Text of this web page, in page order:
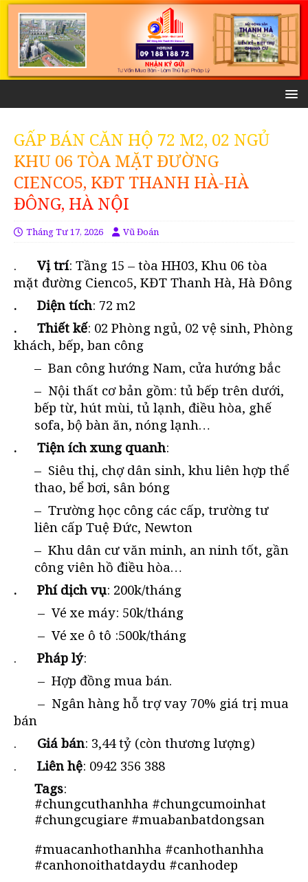
GẤP BÁN CĂN HỘ 72 M2, 02 NGỦ
KHU 06 TÒA MẶT ĐƯỜNG
CIENCO5, KĐT THANH HÀ-HÀ
ĐÔNG, HÀ NỘI
Tháng Tư 17, 2026 Vũ Đoán
. Vị trí: Tầng 15 – tòa HH03, Khu 06 tòa
mặt đường Cienco5, KĐT Thanh Hà, Hà Đông
. Diện tích: 72 m2
. Thiết kế: 02 Phòng ngủ, 02 vệ sinh, Phòng
khách, bếp, ban công
– Ban công hướng Nam, cửa hướng bắc
– Nội thất cơ bản gồm: tủ bếp trên dưới,
bếp từ, hút mùi, tủ lạnh, điều hòa, ghế
sofa, bộ bàn ăn, nóng lạnh…
. Tiện ích xung quanh:
– Siêu thị, chợ dân sinh, khu liên hợp thể
thao, bể bơi, sân bóng
– Trường học công các cấp, trường tư
liên cấp Tuệ Đức, Newton
– Khu dân cư văn minh, an ninh tốt, gần
công viên hồ điều hòa…
.
Phí dịch vụ: 200k/tháng
– Vé xe máy: 50k/tháng
– Vé xe ô tô :500k/tháng
. Pháp lý:
– Hợp đồng mua bán.
– Ngân hàng hỗ trợ vay 70% giá trị mua
bán
. Giá bán: 3,44 tỷ (còn thương lượng)
. Liên hệ: 0942 356 388
Tags:
#chungcuthanhha #chungcumoinhat
#chungcugiare #muabanbatdongsan
#muacanhothanhha #canhothanhha
#canhonoithatdaydu #canhodep